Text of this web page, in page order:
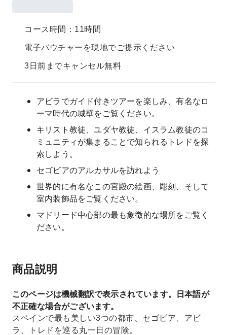
コース時間：11時間
電子バウチャーを現地でご提示ください
3日前までキャンセル無料
アビラでガイド付きツアーを楽しみ、有名なロ
ーマ時代の城壁をご覧ください。
キリスト教徒、ユダヤ教徒、イスラム教徒のコ
ミュニティが集まることで知られるトレドを探
索しよう。
セゴビアのアルカサルを訪れよう
世界的に有名なこの宮殿の絵画、彫刻、そして
室内装飾品をご覧ください。
マドリード中心部の最も象徴的な場所をご覧く
ださい。
商品説明
このページは機械翻訳で表示されています。日本語が
不正確な場合がございます。
スペインで最も美しい3つの都市、セゴビア、アビ
ラ、トレドを巡る丸一日の冒険。